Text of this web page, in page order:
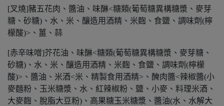
[叉燒]豬五花肉、醬油、味醂<糖類(葡萄糖異構糖漿、麥芽
糖、砂糖)、水、米、釀造用酒精、米麴、食鹽、調味劑(檸
檬酸)>、薑、蒜
[赤辛味噌]芥花油、味醂<糖類(葡萄糖異構糖漿、麥芽糖、
砂糖)、水、米、釀造用酒精、米麴、食鹽、調味劑(檸檬
酸)>、醬油、米酒<米、精製食用酒精>、醃肉醬<辣椒醬(小
麥麵粉、玉米糖漿、水、紅辣椒粉、鹽、小麥、料理米酒、
大麥麴、脫脂大豆粉)、高果糖玉米糖漿、醬油(水、水解大